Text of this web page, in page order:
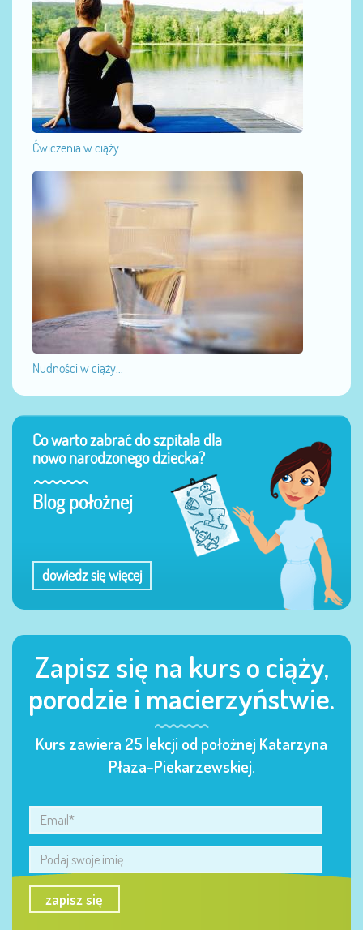
Ćwiczenia w ciąży...
Nudności w ciąży...
Co warto zabrać do szpitala dla
nowo narodzonego dziecka?
Blog położnej
dowiedz się więcej
Zapisz się na kurs o ciąży,
porodzie i macierzyństwie.
Kurs zawiera 25 lekcji od położnej Katarzyna
Płaza-Piekarzewskiej.
zapisz się